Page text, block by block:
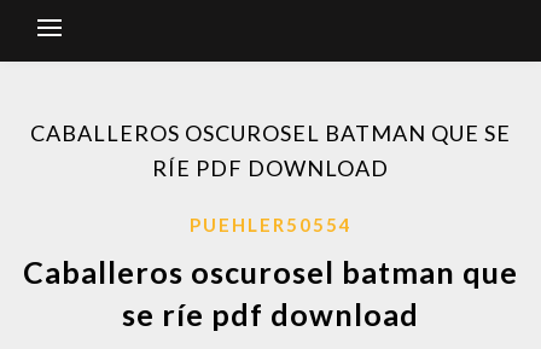
CABALLEROS OSCUROSEL BATMAN QUE SE
RÍE PDF DOWNLOAD
PUEHLER50554
Caballeros oscurosel batman que
se ríe pdf download